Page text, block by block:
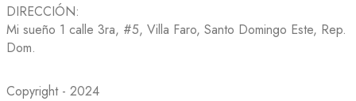
DIRECCIÓN:
Mi sueño 1 calle 3ra, #5, Villa Faro, Santo Domingo Este, Rep.
Dom.
Copyright - 2024